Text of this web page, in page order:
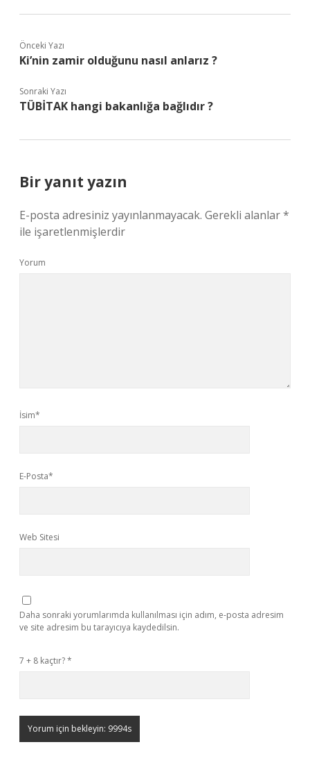
Önceki Yazı
Ki’nin zamir olduğunu nasıl anlarız ?
Sonraki Yazı
TÜBİTAK hangi bakanlığa bağlıdır ?
Bir yanıt yazın
E-posta adresiniz yayınlanmayacak. Gerekli alanlar*
ile işaretlenmişlerdir
Yorum
İsim*
E-Posta*
Web Sitesi
Daha sonraki yorumlarımda kullanılması için adım, e-posta adresim
ve site adresim bu tarayıcıya kaydedilsin.
7 + 8 kaçtır?*